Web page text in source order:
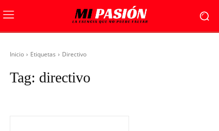
Inicio Etiquetas Directivo
Tag: directivo